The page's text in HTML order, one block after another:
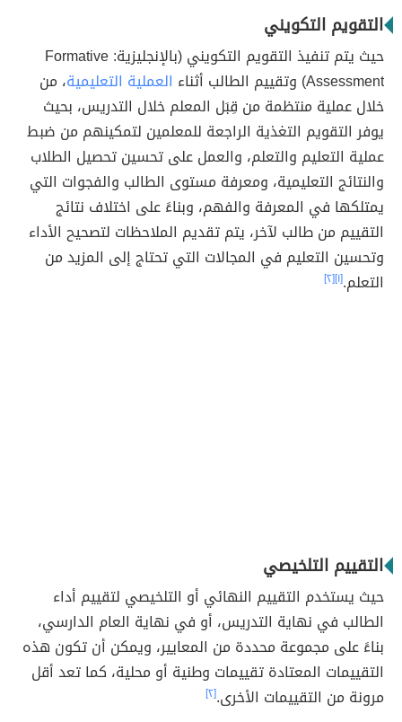
التقويم التكويني
حيث يتم تنفيذ التقويم التكويني (بالإنجليزية: Formative
Assessment) وتقييم الطالب أثناء
العملية التعليمية، من
خلال عملية منتظمة من قِبَل المعلم خلال التدريس، بحيث
يوفر التقويم التغذية الراجعة للمعلمين لتمكينهم من ضبط
عملية التعليم والتعلم، والعمل على تحسين تحصيل الطلاب
والنتائج التعليمية، ومعرفة مستوى الطالب والفجوات التي
يمتلكها في المعرفة والفهم، وبناءً على اختلاف نتائج
التقييم من طالب لآخر، يتم تقديم الملاحظات لتصحيح الأداء
وتحسين التعليم في المجالات التي تحتاج إلى المزيد من
التعلم.[١] [٢]
التقييم التلخيصي
حيث يستخدم التقييم النهائي أو التلخيصي لتقييم أداء
الطالب في نهاية التدريس، أو في نهاية العام الدارسي،
بناءً على مجموعة محددة من المعايير، ويمكن أن تكون هذه
التقييمات المعتادة تقييمات وطنية أو محلية، كما تعد أقل
مرونة من التقييمات الأخرى.[٢]